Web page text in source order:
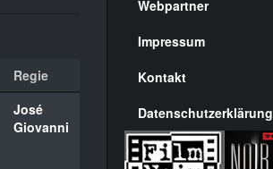
Regie
José
Giovanni
rechte
Seite
Webpartner
Impressum
Kontakt
Datenschutzerklärung